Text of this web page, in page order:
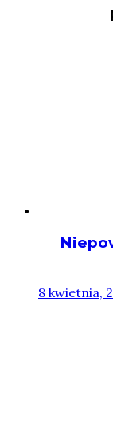
8 kwietnia,